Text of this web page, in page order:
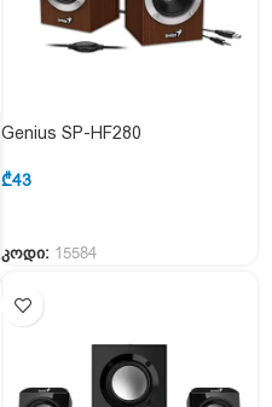
Genius SP-HF280
₾43
კოდი: 15584